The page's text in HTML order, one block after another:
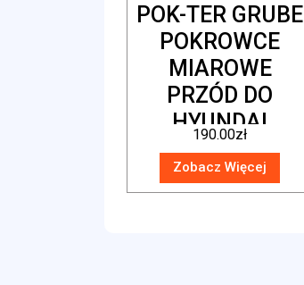
POK-TER GRUBE
POKROWCE
MIAROWE
PRZÓD DO
HYUNDAI
TUCSON 3
190.00zł
Zobacz Więcej